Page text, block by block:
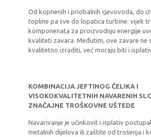
Od kopnenih i priobalnih cjevovoda, do
topline pa sve do lopatica turbine: vijek
komponenata za proizvodnju energije
kvaliteti zavara. Međutim, ove zavare ne
kvalitetno izraditi, već moraju biti i
KOMBINACIJA JEFTINOG ČELIKA I
VISOKOKVALITETNIH NAVARENIH
ZNAČAJNE TROŠKOVNE UŠTEDE
Navarivanje je učinkovit i isplativ
metalnih dijelova ili zaštite od trošenja i